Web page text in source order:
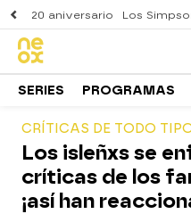
20 aniversario Los
SERIES PROGRAMAS
CRÍTICAS DE TODO
Los isleñxs se
críticas de los
¡así han